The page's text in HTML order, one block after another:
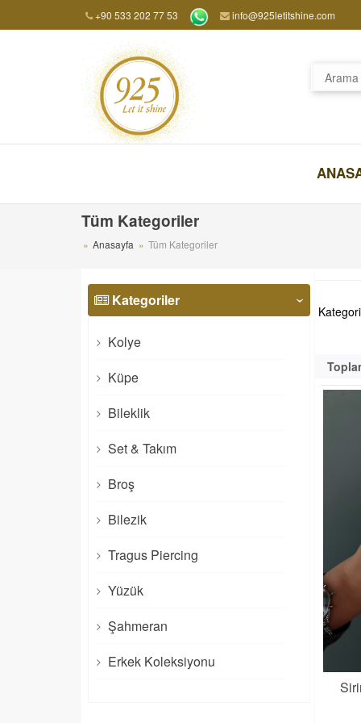
+90 533 202 77 53 info@925letitshine.com
Tüm Kategoriler
Anasayfa Tüm Kategoriler
Kategoriler ‹
Kolye
Küpe
Bileklik
Set & Takım
Broş
Bilezik
Tragus Piercing
Yüzük
Şahmeran
Erkek Koleksiyonu